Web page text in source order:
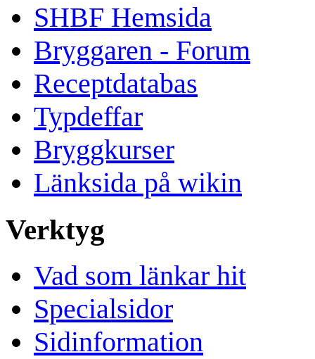
SHBF Hemsida
Bryggaren - Forum
Receptdatabas
Typdeffar
Bryggkurser
Länksida på wikin
Verktyg
Vad som länkar hit
Specialsidor
Sidinformation